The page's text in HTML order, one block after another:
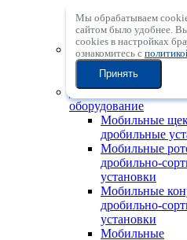
экскаватор
Складская техника
Вилочные
электрические
Дробильно-
оборудование
Мобильные
дробильные
Мобильные
дробильно-
установки
Мобильные
дробильно-
установки
Мобильные
Мы обрабатываем
сайтом было удобнее.
сookies в настройках
ознакомитесь с
Принять